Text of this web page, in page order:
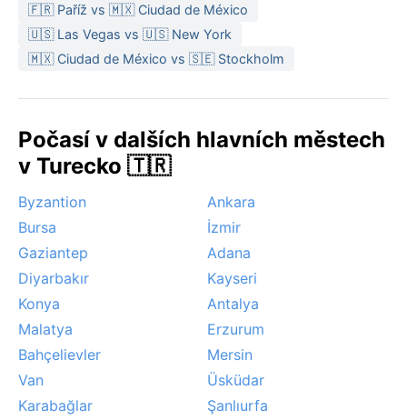
🇫🇷 Paříž vs 🇲🇽 Ciudad de México
🇺🇸 Las Vegas vs 🇺🇸 New York
🇲🇽 Ciudad de México vs 🇸🇪 Stockholm
Počasí v dalších hlavních městech
v Turecko 🇹🇷
Byzantion
Ankara
Bursa
İzmir
Gaziantep
Adana
Diyarbakır
Kayseri
Konya
Antalya
Malatya
Erzurum
Bahçelievler
Mersin
Van
Üsküdar
Karabağlar
Şanlıurfa